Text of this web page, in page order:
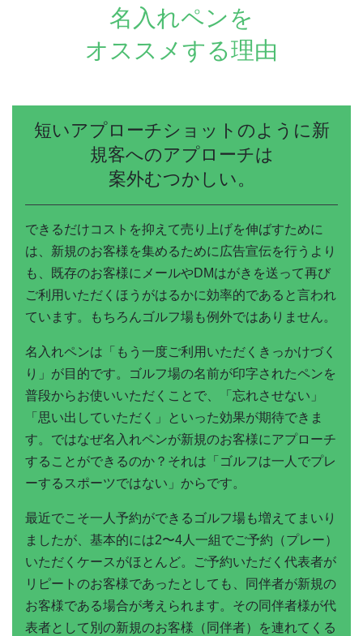
名入れペンを
オススメする理由
短いアプローチショットのように新
規客へのアプローチは
案外むつかしい。
できるだけコストを抑えて売り上げを伸ばすために
は、新規のお客様を集めるために広告宣伝を行うより
も、既存のお客様にメールやDMはがきを送って再び
ご利用いただくほうがはるかに効率的であると言われ
ています。もちろんゴルフ場も例外ではありません。
名入れペンは「もう一度ご利用いただくきっかけづく
り」が目的です。ゴルフ場の名前が印字されたペンを
普段からお使いいただくことで、「忘れさせない」
「思い出していただく」といった効果が期待できま
す。ではなぜ名入れペンが新規のお客様にアプローチ
することができるのか？それは「ゴルフは一人でプレ
ーするスポーツではない」からです。
最近でこそ一人予約ができるゴルフ場も増えてまいり
ましたが、基本的には2〜4人一組でご予約（プレー）
いただくケースがほとんど。ご予約いただく代表者が
リピートのお客様であったとしても、同伴者が新規の
お客様である場合が考えられます。その同伴者様が代
表者として別の新規のお客様（同伴者）を連れてくる